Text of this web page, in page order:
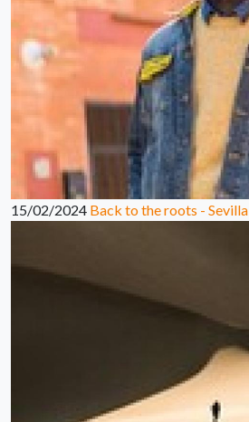
15/02/2024 Back to the roots - Sevilla